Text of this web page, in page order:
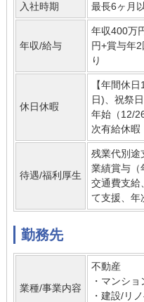
入社時期 最長6ヶ月
年収/給与
年収400万
円+賞与年
り
休日休暇
【年間休
日)、祝祭
年始（12/
次有給休暇
待遇/福利厚生
残業代別途
業績賞与（
交通費支給
て支援、年
勤務先
業種/事業内容
不動産
・マンシ
・建設/リ